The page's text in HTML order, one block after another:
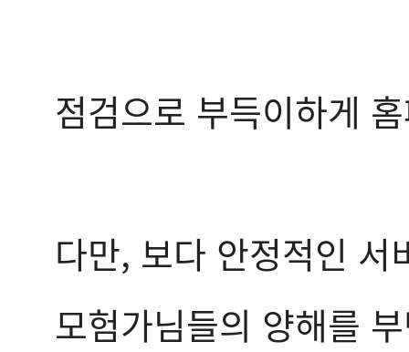
점검으로 부득이하게
다만, 보다 안정적인
모험가님들의 양해를